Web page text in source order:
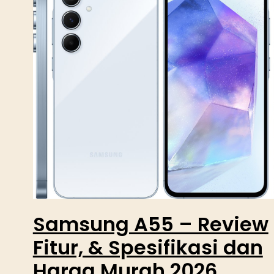
Samsung A55 – Review
Fitur, & Spesifikasi dan